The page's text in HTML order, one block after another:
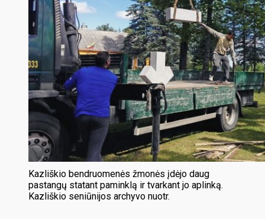
Kazliškio bendruomenės žmonės įdėjo daug
pastangų statant paminklą ir tvarkant jo aplinką.
Kazliškio seniūnijos archyvo nuotr.